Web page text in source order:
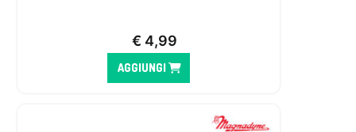
€ 4,99
AGGIUNGI